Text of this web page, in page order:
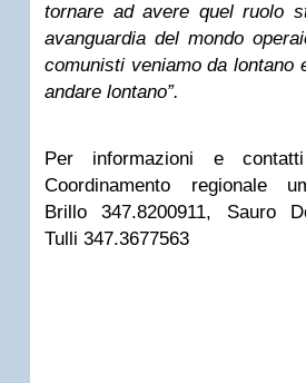
tornare ad avere quel ruolo
avanguardia del mondo
comunisti veniamo da lontano
andare lontano”.
Per informazioni e
Coordinamento
Brillo 347.8200911, Sauro
Tulli 347.3677563